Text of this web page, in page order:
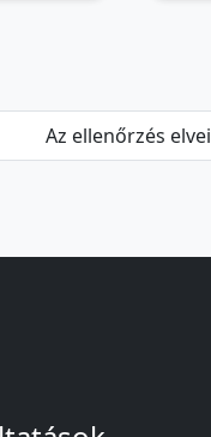
Az ellenőrzés elvei